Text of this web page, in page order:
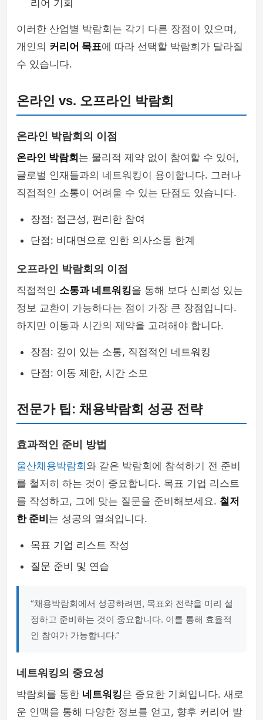
리어 기회
이러한 산업별 박람회는 각기 다른 장점이 있으며,
개인의 커리어 목표에 따라 선택할 박람회가 달라질
수 있습니다.
온라인 vs. 오프라인 박람회
온라인 박람회의 이점
온라인 박람회 는 물리적 제약 없이 참여할 수 있어,
글로벌 인재들과의 네트워킹이 용이합니다. 그러나
직접적인 소통이 어려울 수 있는 단점도 있습니다.
장점: 접근성, 편리한 참여
단점: 비대면으로 인한 의사소통 한계
오프라인 박람회의 이점
직접적인 소통과 네트워킹을 통해 보다 신뢰성 있는
정보 교환이 가능하다는 점이 가장 큰 장점입니다.
하지만 이동과 시간의 제약을 고려해야 합니다.
장점: 깊이 있는 소통, 직접적인 네트워킹
단점: 이동 제한, 시간 소모
전문가 팁: 채용박람회 성공 전략
효과적인 준비 방법
울산채용박람회 와 같은 박람회에 참석하기 전 준비
를 철저히 하는 것이 중요합니다. 목표 기업 리스트
를 작성하고, 그에 맞는 질문을 준비해보세요. 철저
한 준비 는 성공의 열쇠입니다.
목표 기업 리스트 작성
질문 준비 및 연습
“채용박람회에서 성공하려면, 목표와 전략을 미리 설
정하고 준비하는 것이 중요합니다. 이를 통해 효율적
인 참여가 가능합니다.”
네트워킹의 중요성
박람회를 통한 네트워킹은 중요한 기회입니다. 새로
운 인맥을 통해 다양한 정보를 얻고, 향후 커리어 발